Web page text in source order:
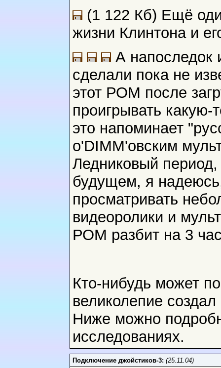
(1 122 Кб) Ещё
жизни Клинтона и
А напоследок
сделали пока не
этот РОМ после
проигрывать
это напоминает
o'DIMM'овским
Ледниковый период,
будущем, я
просматривать
видеоролики и
РОМ разбит на 3
Кто-нибудь может
великолепие
Ниже можно
исследованиях.
Подключение джойстиков-3: (25.11.04)